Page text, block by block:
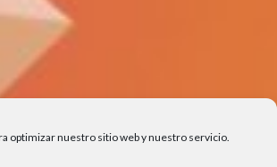
optimizar nuestro sitio web y nuestro servicio.